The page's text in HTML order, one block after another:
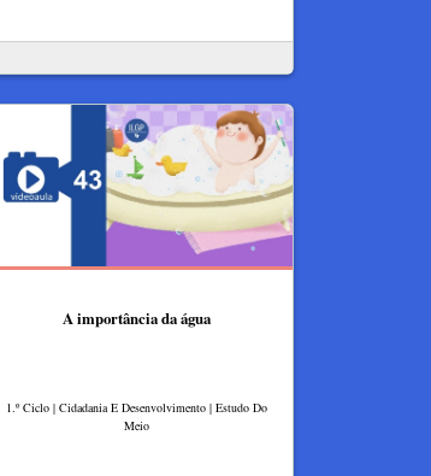
A importância da água
1.º Ciclo | Cidadania E Desenvolvimento | Estudo Do
Meio